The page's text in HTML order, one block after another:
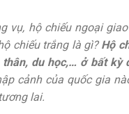
vụ, hộ chiếu ngoại
chiếu trắng là gì? Hộ
du học,… ở bất kỳ
cảnh của quốc gia
lai.